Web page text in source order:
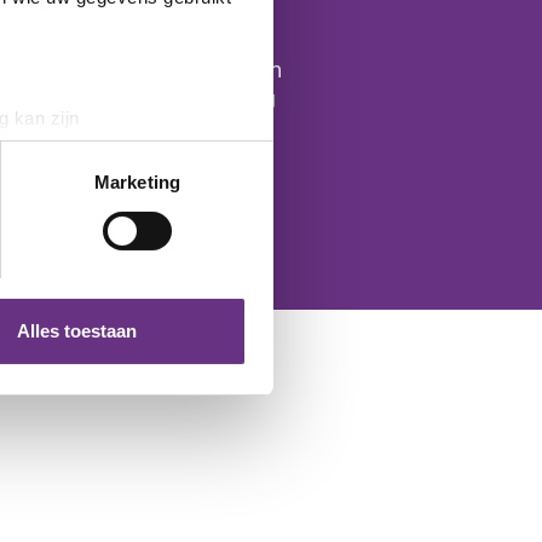
kan zijn
detailgedeeltein. U kunt uw
partners voor social
die u aan ze heeft
Marketing
Alles toestaan
maximaal aan één
na je eigen aanmelding